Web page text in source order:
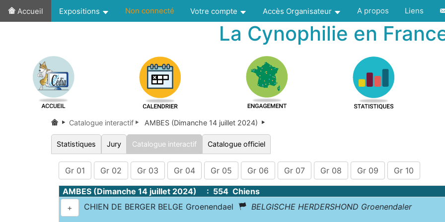
Accueil Expositions Non connecté Votre compte Accès Organisateur A propos Liens
La Cynophilie en
Catalogue interactif AMBES (Dimanche 14 juillet 2024)
Statistiques Jury Catalogue interactif Catalogue officiel
Gr 01 Gr 02 Gr 03 Gr 04 Gr 05 Gr 06 Gr 07 Gr 08 Gr 09 Gr 10
AMBES (Dimanche 14 juillet 2024) : 554 Chiens
+
CHIEN DE BERGER BELGE Groenendael BELGISCHE HERDERSHOND Groenendaler